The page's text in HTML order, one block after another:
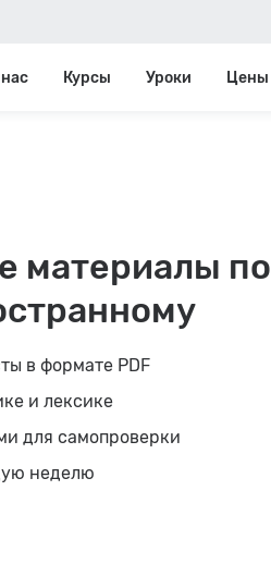
Курсы Уроки Цены
материалы по
в формате PDF
и лексике
для самопроверки
неделю